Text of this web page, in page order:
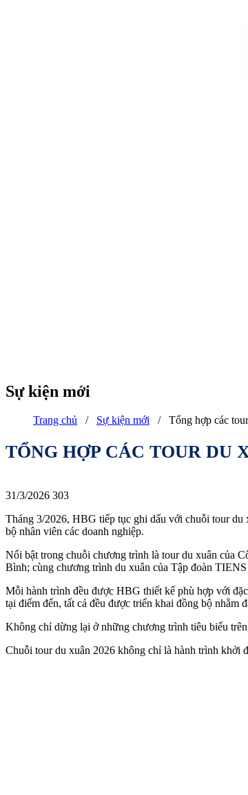
Sự kiện mới
Trang chủ / Sự kiện mới / Tổng hợp các
TỔNG HỢP CÁC TOUR DU
31/3/2026 303
Tháng 3/2026, HBG tiếp tục ghi dấu với chuỗi tour du
bộ nhân viên các doanh nghiệp.
Nổi bật trong chuỗi chương trình là tour du xuân của
Bình; cùng chương trình du xuân của Tập đoàn
Mỗi hành trình đều được HBG thiết kế phù hợp với
tại điểm đến, tất cả đều được triển khai đồng bộ nhằm
Không chỉ dừng lại ở những chương trình tiêu biểu
Chuỗi tour du xuân 2026 không chỉ là hành trình khởi